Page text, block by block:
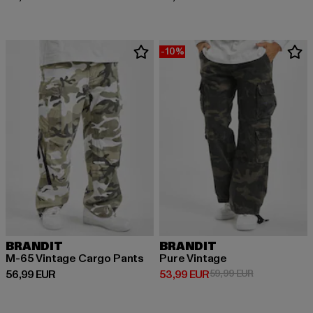
BRANDIT
M-65 Vintage Cargo Pants
56,99 EUR
Derzeitiger Preis: 56,99 EUR
-10%
BRANDIT
Pure Vintage
53,99 EUR
Derzeitiger Preis: 53,99 EUR
59,99 EURAktionspreis: